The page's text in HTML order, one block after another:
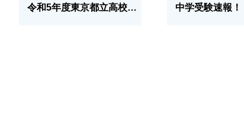
令和5年度東京都立高校募集人員数について